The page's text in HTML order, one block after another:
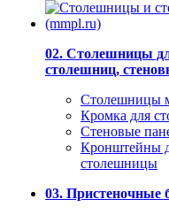
02. Столешницы
столешниц,
Столешницы
Кромка для
Стеновые
Кронштейны
столешницы
03. Пристеночные